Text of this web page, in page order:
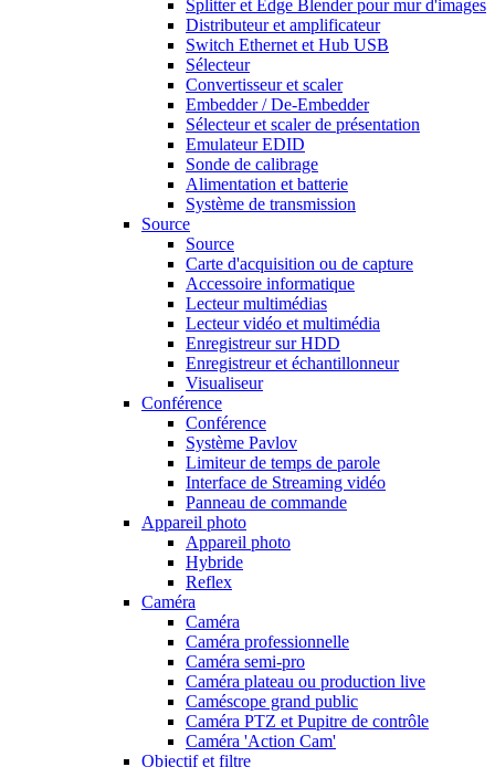
Splitter et Edge Blender pour mur d'images
Distributeur et amplificateur
Switch Ethernet et Hub USB
Sélecteur
Convertisseur et scaler
Embedder / De-Embedder
Sélecteur et scaler de présentation
Emulateur EDID
Sonde de calibrage
Alimentation et batterie
Système de transmission
Source
Source
Carte d'acquisition ou de capture
Accessoire informatique
Lecteur multimédias
Lecteur vidéo et multimédia
Enregistreur sur HDD
Enregistreur et échantillonneur
Visualiseur
Conférence
Conférence
Système Pavlov
Limiteur de temps de parole
Interface de Streaming vidéo
Panneau de commande
Appareil photo
Appareil photo
Hybride
Reflex
Caméra
Caméra
Caméra professionnelle
Caméra semi-pro
Caméra plateau ou production live
Caméscope grand public
Caméra PTZ et Pupitre de contrôle
Caméra 'Action Cam'
Objectif et filtre